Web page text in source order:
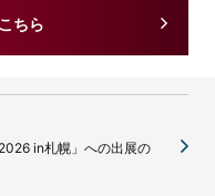
ちら
in札幌」への出展の